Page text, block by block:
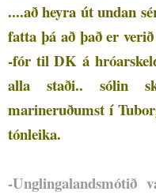
....að heyra út undan
fatta þá að það er
-fór til DK á
alla staði.. sólin
marineruðumst í
tónleika.
-